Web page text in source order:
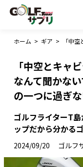
ホーム > ギア >
「中空とキャ
なんて聞かな
の一つに過ぎ
ゴルフライターT
ップだから分かる
2024/09/20 ゴルフ